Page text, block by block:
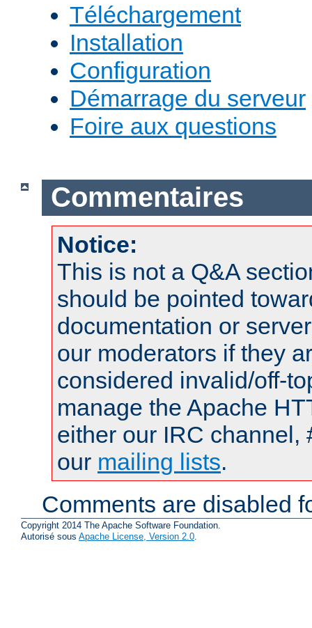
Téléchargement
Installation
Configuration
Démarrage du serveur
Foire aux questions
Commentaires
Notice:
This is not a Q&A
should be pointed
documentation or
our moderators if they
considered invalid/off-
manage the Apache
either our IRC channel,
our mailing lists.
Comments are disabled
Copyright 2014 The Apache Software Foundation.
Autorisé sous Apache License, Version 2.0.